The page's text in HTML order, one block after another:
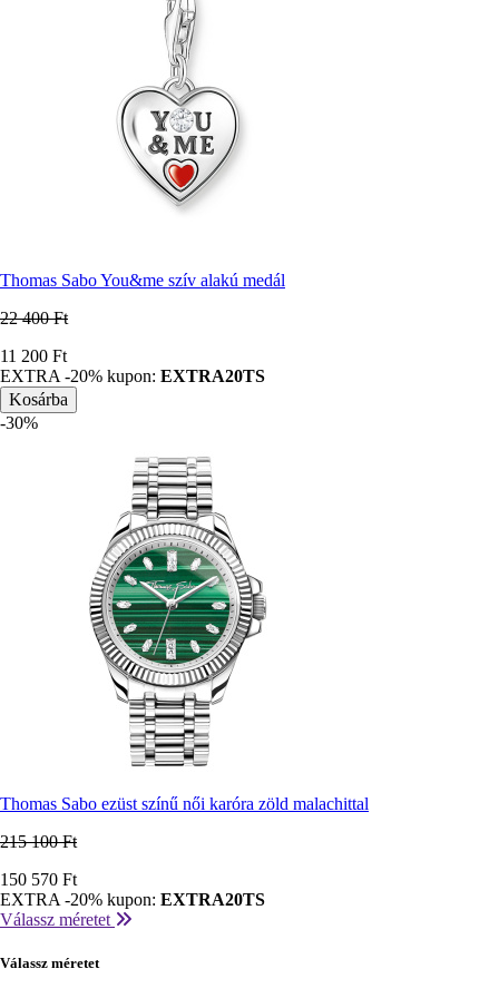
Thomas Sabo You&me szív alakú medál
22 400 Ft
Ár
11 200 Ft
EXTRA -20% kupon: EXTRA20TS
-30%
Thomas Sabo ezüst színű női karóra zöld malachittal
215 100 Ft
Ár
150 570 Ft
EXTRA -20% kupon: EXTRA20TS
Válassz méretet
Válassz méretet